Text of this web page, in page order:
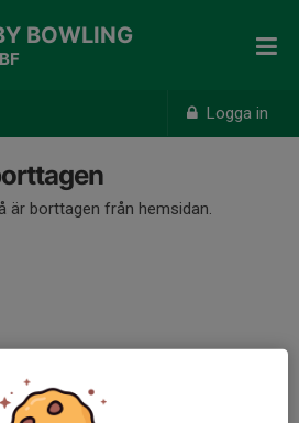
Logga in
BOWLING
är borttagen från hemsidan.